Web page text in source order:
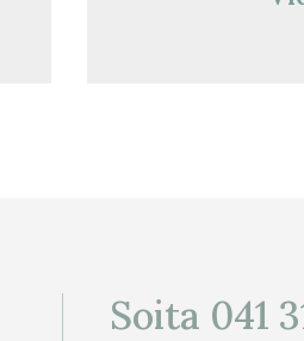
Soita 041